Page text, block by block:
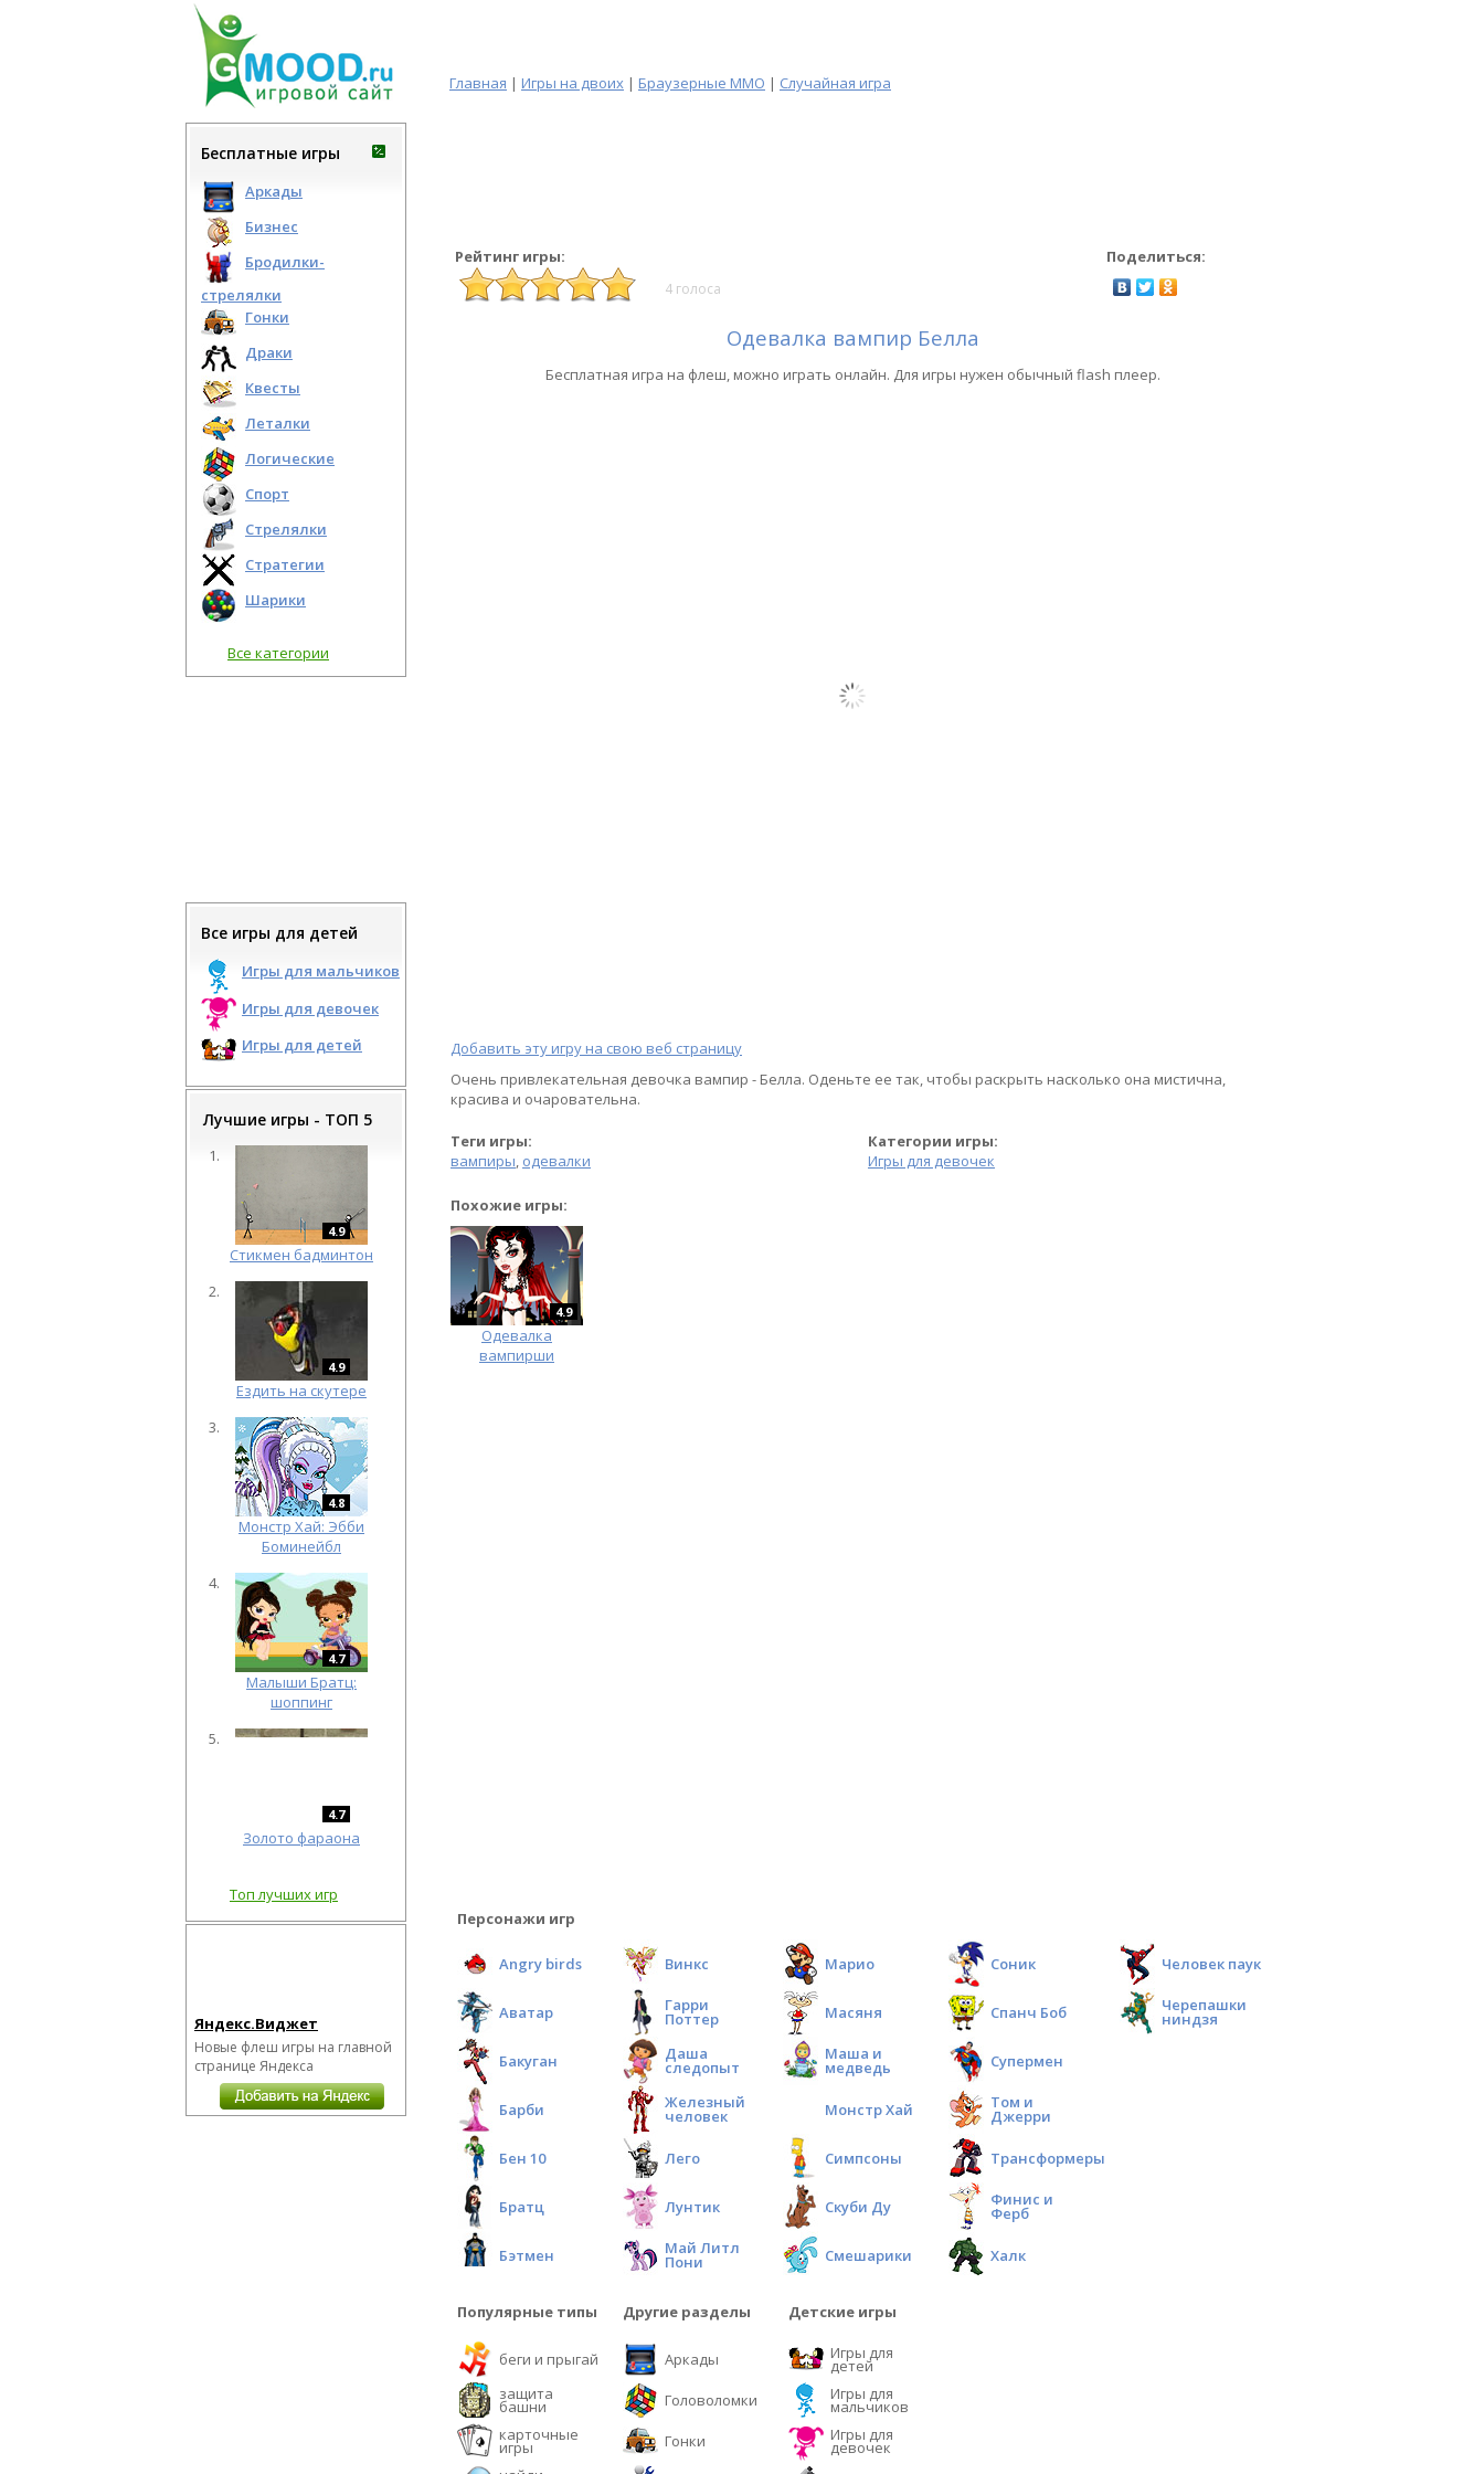
Главная | Игры на двоих | Браузерные MMO | Случайная игра
Бесплатные игры
Аркады
Бизнес
Бродилки-
стрелялки
Гонки
Драки
Квесты
Леталки
Логические
Спорт
Стрелялки
Стратегии
Шарики
Все категории
Все игры для детей
Игры для мальчиков
Игры для девочек
Игры для детей
Лучшие игры - ТОП 5
4.9
Cтикмен бадминтон
4.9
Ездить на скутере
4.8
Монстр Хай: Эбби
Боминейбл
4.7
Малыши Братц:
шоппинг
4.7
Золото фараона
Топ лучших игр
Яндекс.Виджет
Новые флеш игры на главной
странице Яндекса
Рейтинг игры: Поделиться:
4 голоса
Одевалка вампир Белла
Бесплатная игра на флеш, можно играть онлайн. Для игры нужен обычный flash плеер.
Добавить эту игру на свою веб страницу
Очень привлекательная девочка вампир - Белла. Оденьте ее так, чтобы раскрыть насколько она мистична,
красива и очаровательна.
Теги игры:
Категории игры:
вампиры, одевалки Игры для девочек
Похожие игры:
4.9
Одевалка
вампирши
Персонажи игр
Angry birds
Аватар
Бакуган
Барби
Бен 10
Братц
Бэтмен
Винкс
Гарри
Поттер
Даша
следопыт
Железный
человек
Лего
Лунтик
Май Литл
Пони
Марио
Масяня
Маша и
медведь
Монстр Хай
Симпсоны
Скуби Ду
Смешарики
Соник
Спанч Боб
Супермен
Том и
Джерри
Трансформеры
Финис и
Ферб
Халк
Человек паук
Черепашки
ниндзя
Популярные типы
беги и прыгай
защита
башни
карточные
игры
Другие разделы
Аркады
Головоломки
Гонки
Детские игры
Игры для
детей
Игры для
мальчиков
Игры для
девочек